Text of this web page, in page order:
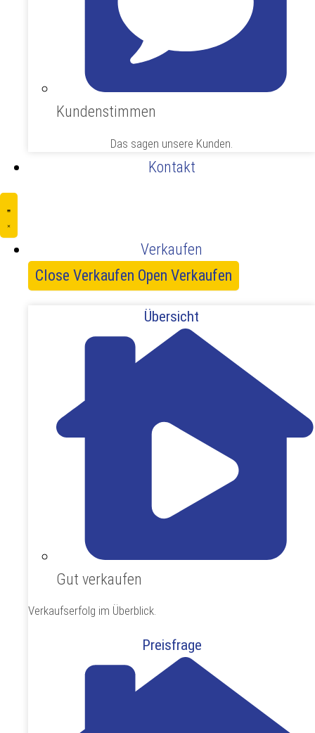
Kundenstimmen
Das sagen unsere Kunden.
Kontakt
Verkaufen
Close Verkaufen Open Verkaufen
Übersicht
Gut verkaufen
Verkaufserfolg im Überblick.
Preisfrage